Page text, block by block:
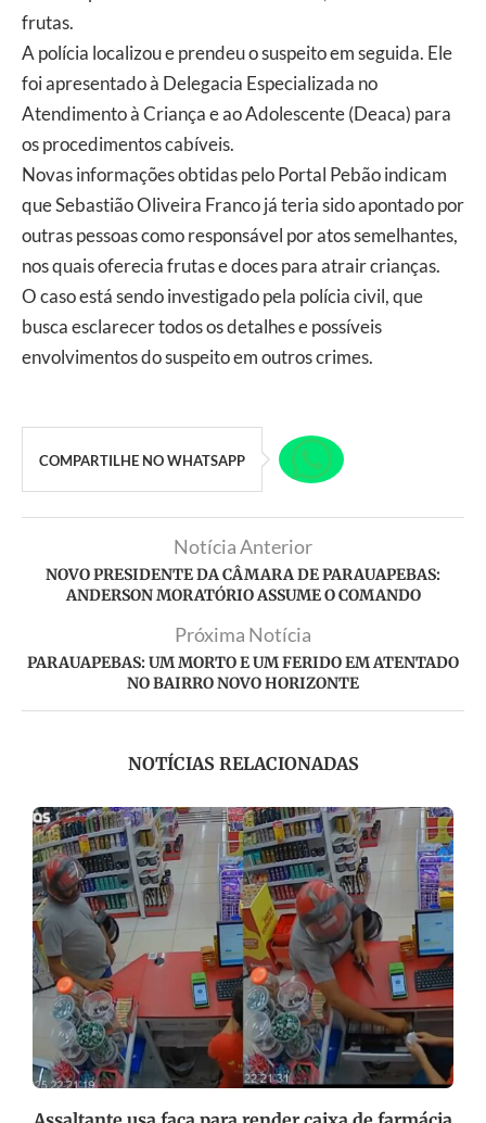
frutas.
A polícia localizou e prendeu o suspeito em seguida. Ele
foi apresentado à Delegacia Especializada no
Atendimento à Criança e ao Adolescente (Deaca) para
os procedimentos cabíveis.
Novas informações obtidas pelo Portal Pebão indicam
que Sebastião Oliveira Franco já teria sido apontado por
outras pessoas como responsável por atos semelhantes,
nos quais oferecia frutas e doces para atrair crianças.
O caso está sendo investigado pela polícia civil, que
busca esclarecer todos os detalhes e possíveis
envolvimentos do suspeito em outros crimes.
COMPARTILHE NO WHATSAPP
Notícia Anterior
NOVO PRESIDENTE DA CÂMARA DE PARAUAPEBAS:
ANDERSON MORATÓRIO ASSUME O COMANDO
Próxima Notícia
PARAUAPEBAS: UM MORTO E UM FERIDO EM ATENTADO
NO BAIRRO NOVO HORIZONTE
NOTÍCIAS RELACIONADAS